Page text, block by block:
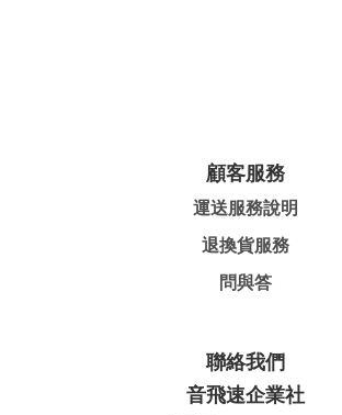
顧客服務
運送服務說明
退換貨服務
問與答
聯絡我們
音飛速企業社